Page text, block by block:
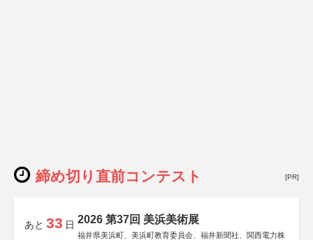
締め切り直前コンテスト [PR]
あと 33 日 2026 第37回 美浜美術展
福井県美浜町、美浜町教育委員会、福井新聞社、関西電力株